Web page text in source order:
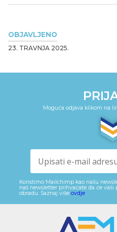
OBJAVLJENO
23. TRAVNJA 2025.
Moguća odjava klikom na
Koristimo Mailchimp kao našu
naš newsletter prihvaćate da će
obradu. Saznaj više ovdje.